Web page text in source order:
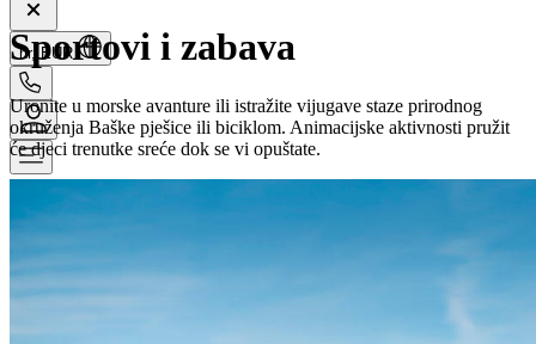
hr, EUR
Sportovi i zabava
Uronite u morske avanture ili istražite vijugave staze prirodnog
okruženja Baške pješice ili biciklom. Animacijske aktivnosti pružit
će djeci trenutke sreće dok se vi opuštate.